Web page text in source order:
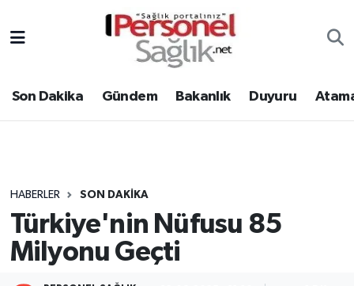
Son Dakika Gündem Bakanlık Duyuru
HABERLER SON DAKIKA
Türkiye'nin Nüfusu 85
Milyonu Geçti
Gündem
Atamalar
Mevzuat
Nöbetçi Eczaneler
Hava Durumu
Tüm Manşetler
Son Dakika Haberleri